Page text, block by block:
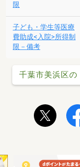
限
子ども・学生等医療
費助成<入院>所得制
限－備考
千葉市美浜区の